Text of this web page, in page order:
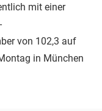
mit einer
von 102,3 auf
in München